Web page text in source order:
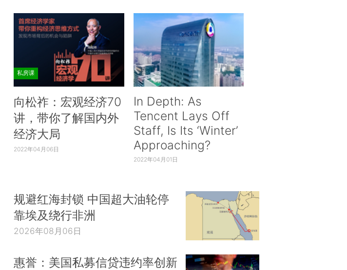
私房课
向松祚：宏观经济70
讲，带你了解国内外
经济大局
2022年04月06日
In Depth: As
Tencent Lays Off
Staff, Is Its ‘Winter’
Approaching?
2022年04月01日
规避红海封锁 中国超大油轮停
靠埃及绕行非洲
2026年08月06日
惠誉：美国私募信贷违约率创新